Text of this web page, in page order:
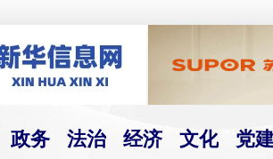
政务 法治 经济 文化 党